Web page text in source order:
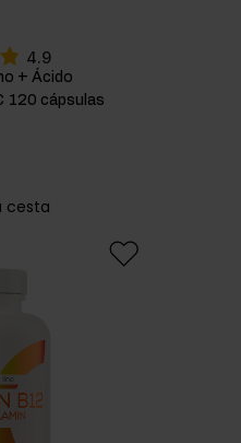
4.9
+ Ácido
120 cápsulas
cesta